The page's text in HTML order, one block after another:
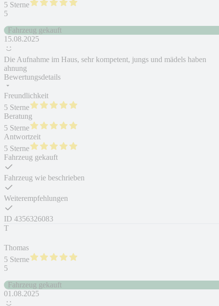
5 Sterne
5
Fahrzeug gekauft
15.08.2025
Die Aufnahme im Haus, sehr kompetent, jungs und mädels haben
ahnung
Bewertungsdetails
Freundlichkeit
5 Sterne
Beratung
5 Sterne
Antwortzeit
5 Sterne
Fahrzeug gekauft
Fahrzeug wie beschrieben
Weiterempfehlungen
ID 4356326083
T
Thomas
5 Sterne
5
Fahrzeug gekauft
01.08.2025